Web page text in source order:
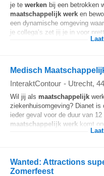
je te werken bij een betrokken
maatschappelijk werk en
een dynamische omgeving
je collega’s zet jij je in voor
Medisch
InteraktContour - Utrecht,
Wil jij als maatschappelijk
ziekenhuisomgeving? Dianet is
ieder geval voor de duur van
maatschappelijk werk komt
Wanted: Attractions
Zomerfeest